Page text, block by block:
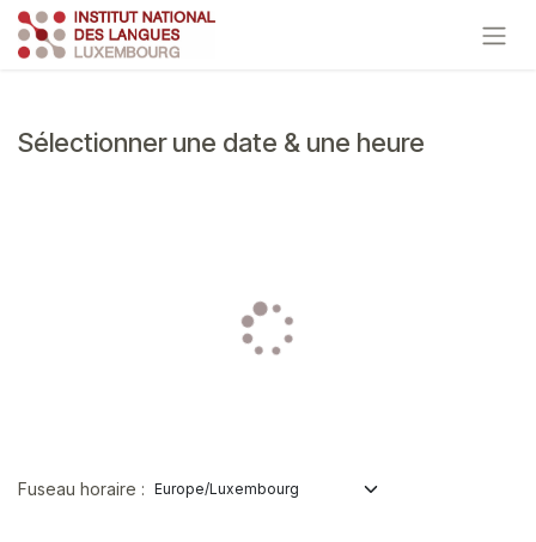
Se rendre au contenu
Sélectionner une date & une heure
Fuseau horaire :